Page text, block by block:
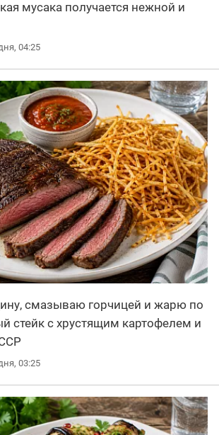
мусака получается нежной и
04:25
смазываю горчицей и жарю по
стейк с хрустящим картофелем и
03:25